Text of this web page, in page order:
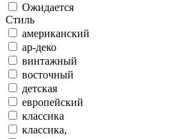
Ожидается
Стиль
американский
ар-деко
винтажный
восточный
детская
европейский
классика
классика,